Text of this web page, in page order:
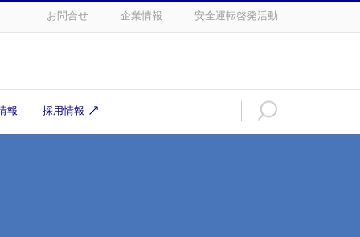
お問合せ 企業情報 安全運転啓発活動
報 採用情報